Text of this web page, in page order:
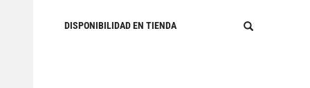
DISPONIBILIDAD EN TIENDA